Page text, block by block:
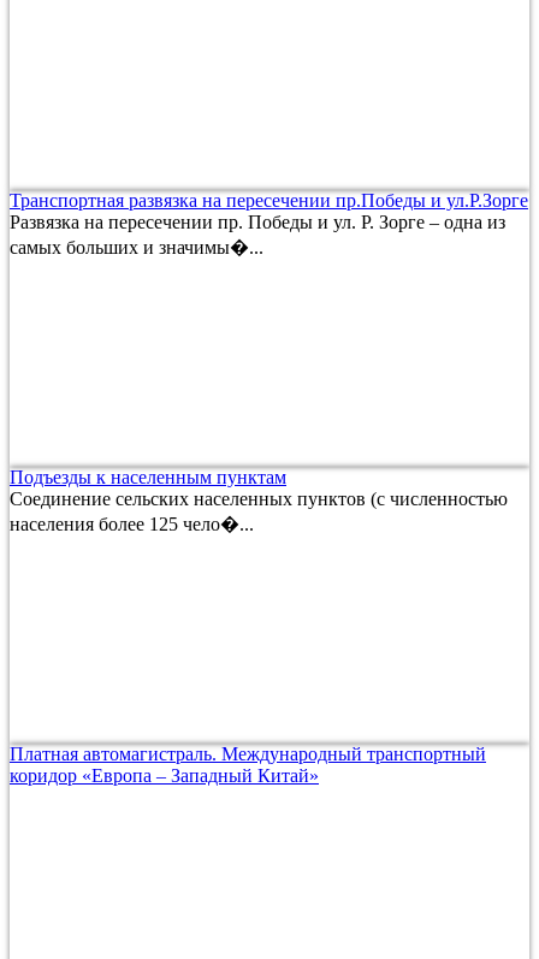
Транспортная развязка на пересечении пр.Победы и ул.Р.Зорге
Развязка на пересечении пр. Победы и ул. Р. Зорге – одна из
самых больших и значимы�...
Подъезды к населенным пунктам
Соединение сельских населенных пунктов (с численностью
населения более 125 чело�...
Платная автомагистраль. Международный транспортный
коридор «Европа – Западный Китай»